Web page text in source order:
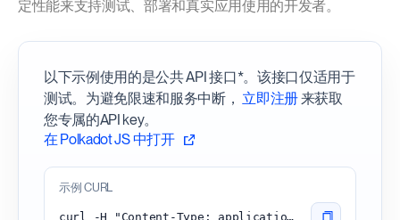
定性能来支持测试、部署和真实应用使用的开发者。
以下示例使用的是公共 API 接口*。该接口仅适用于
测试。为避免限速和服务中断， 立即注册来获取
您专属的API key。
在 Polkadot JS 中打开
示例 CURL
curl -H "Content-Type: application/json" -d '{"id":1, "jsonrpc":"2.0", "method": "chain_getBlock"}' 'https://centrifuge-parachain.api.onfinality.io/public'